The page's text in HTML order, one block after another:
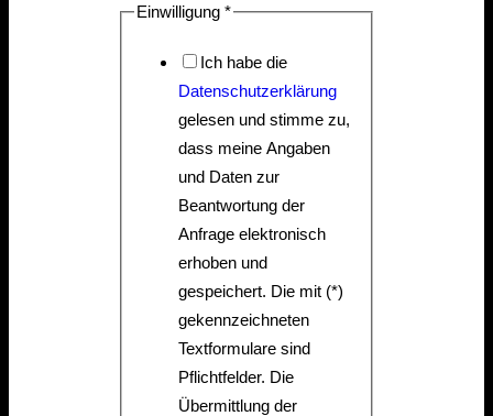
B Einwilligung*
Ich habe die
Datenschutzerklärung
gelesen und stimme zu,
dass meine Angaben
und Daten zur
Beantwortung der
Anfrage elektronisch
erhoben und
gespeichert. Die mit (*)
gekennzeichneten
Textformulare sind
Pflichtfelder. Die
Übermittlung der